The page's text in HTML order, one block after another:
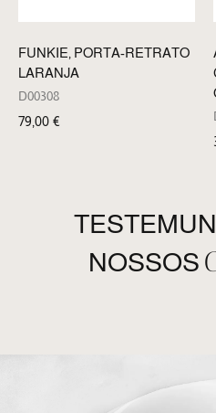
FUNKIE, PORTA-RETRATO
LARANJA
D00308
79,00 €
NOSSOS